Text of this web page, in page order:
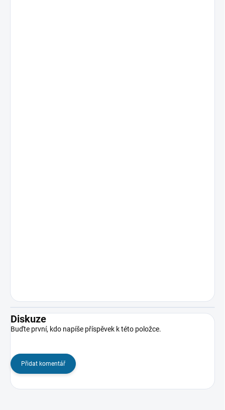
Diskuze
Buďte první, kdo napíše příspěvek k této položce.
Přidat komentář